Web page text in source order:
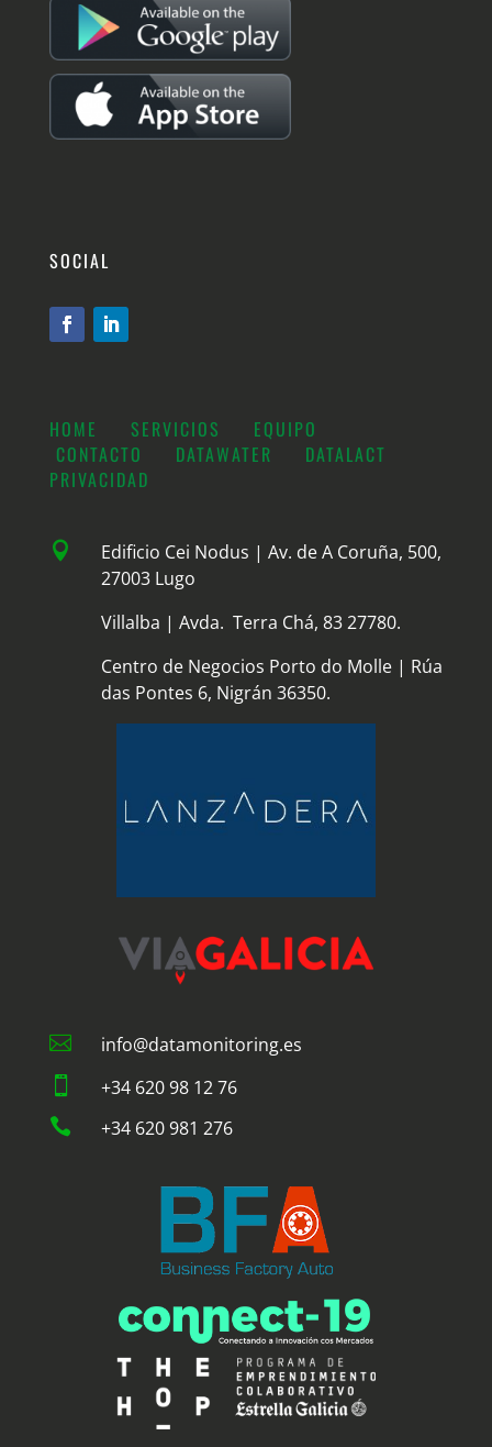
SOCIAL
HOME SERVICIOS
EQUIPO
CONTACTO
DATAWATER
DATALACT
PRIVACIDAD

Edificio Cei Nodus | Av. de A Coruña, 500,
27003 Lugo
Villalba | Avda. Terra Chá, 83 27780.
Centro de Negocios Porto do Molle | Rúa
das Pontes 6, Nigrán 36350.
 info@datamonitoring.es
 +34 620 98 12 76
 +34 620 981 276